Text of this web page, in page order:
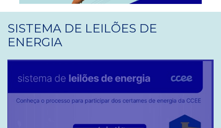
SISTEMA DE LEILÕES DE
ENERGIA